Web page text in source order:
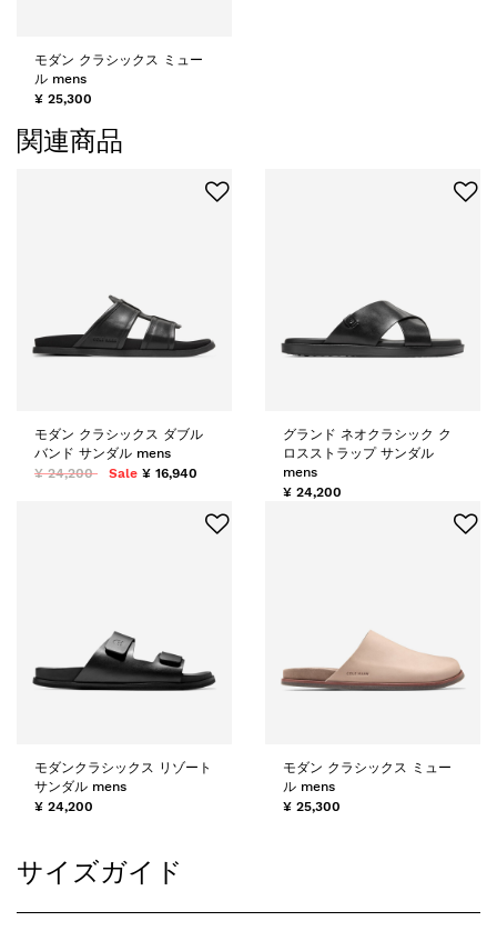
モダン クラシックス ミュー
ル mens
¥ 25,300
関連商品
モダン クラシックス ダブル
バンド サンダル mens
¥ 24,200
Sale ¥ 16,940
グランド ネオクラシック ク
ロスストラップ サンダル
mens
¥ 24,200
モダンクラシックス リゾート
サンダル mens
¥ 24,200
モダン クラシックス ミュー
ル mens
¥ 25,300
サイズガイド